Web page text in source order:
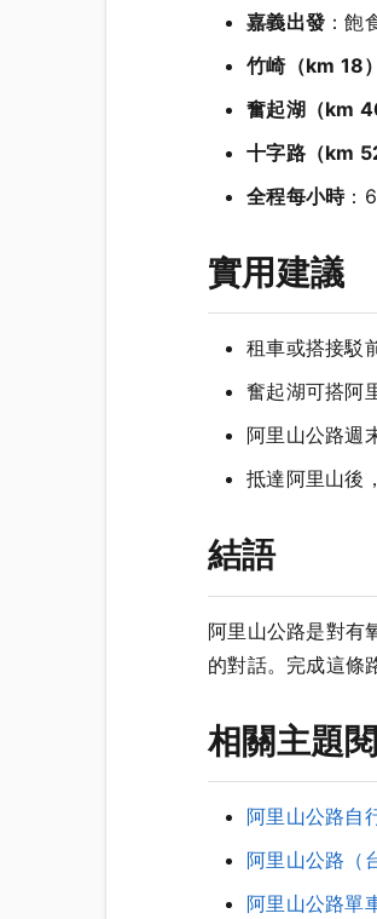
嘉義出發 ：飽
竹崎（km 18）
奮起湖（km
十字路（km
全程每小時：
實用建議
租車或搭接駁
奮起湖可搭阿
阿里山公路週
抵達阿里山後
結語
阿里山公路是對有
的對話。完成這條
相關主題
阿里山公路自
阿里山公路（
阿里山公路單